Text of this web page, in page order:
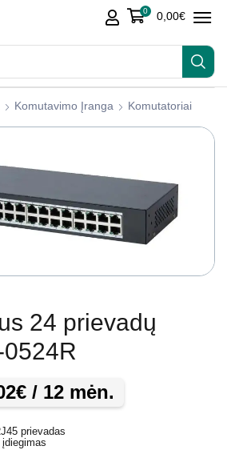
0 0,00€
Komutavimo Įranga Komutatoriai
24 prievadų
€ / 12 mėn.
prievadas
įdiegimas